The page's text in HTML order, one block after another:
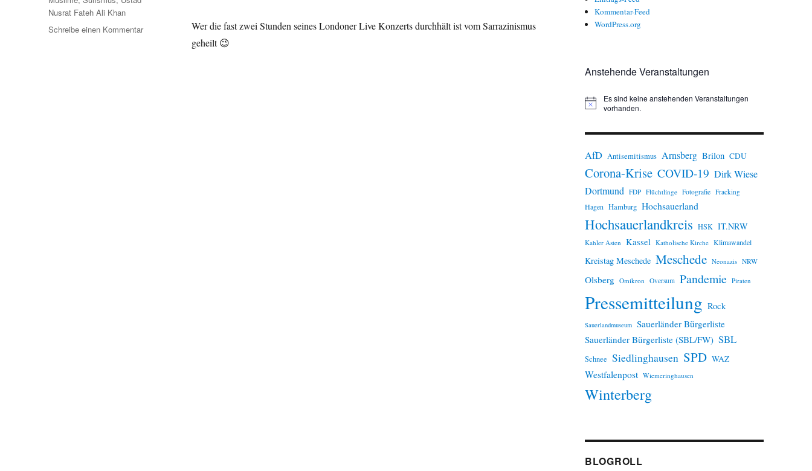
Wer die fast zwei Stunden seines Londoner Live Konzerts durchhält ist vom Sarrazinismus
geheilt 😉
Nusrat Fateh Ali Khan
Schreibe einen Kommentarzu
Kommentar-Feed
WordPress.org
Anstehende Veranstaltungen
H
w
Es sind keine anstehenden Veranstaltungen
vorhanden.
AfD Antisemitismus Arnsberg Brilon CDU
Corona-Krise COVID-19 Dirk Wiese
Dortmund FDP Flüchtlinge Fotografie Fracking
Hagen Hamburg Hochsauerland
Hochsauerlandkreis HSK IT.NRW
Kahler Asten Kassel Katholische Kirche Klimawandel
Kreistag Meschede Meschede Neonazis NRW
Olsberg Omikron Oversum Pandemie Piraten
Pressemitteilung Rock
Sauerlandmuseum Sauerländer Bürgerliste
Sauerländer Bürgerliste (SBL/FW) SBL
Schnee Siedlinghausen SPD WAZ
Westfalenpost Wiemeringhausen
Winterberg
BLOGROLL